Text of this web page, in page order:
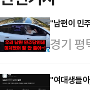
"남편이 민
경기 평
세 중 "
호소에
"여대생들